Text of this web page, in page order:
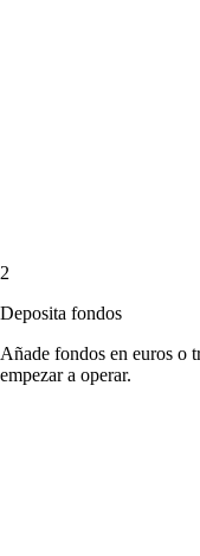
2
Deposita fondos
Añade fondos en euros o
empezar a operar.